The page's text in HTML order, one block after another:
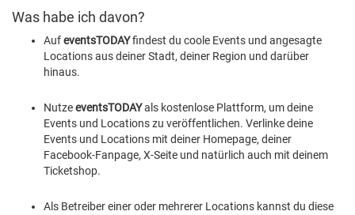
Was habe ich davon?
AufeventsTODAYfindest du coole Events und angesagte
Locations aus deiner Stadt, deiner Region und darüber
hinaus.
NutzeeventsTODAYals kostenlose Plattform, um deine
Events und Locations zu veröffentlichen. Verlinke deine
Events und Locations mit deiner Homepage, deiner
Facebook-Fanpage, X-Seite und natürlich auch mit deinem
Ticketshop.
Als Betreiber einer oder mehrerer Locations kannst du diese